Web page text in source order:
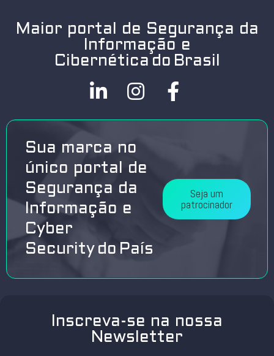
Maior portal de Segurança da
Informação e
Cibernética do Brasil
Sua marca no
único portal de
Segurança da
Informação e
Cyber
Security do País
Seja um
patrocinador
Inscreva-se na nossa
Newsletter